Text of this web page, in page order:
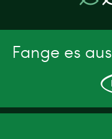
Fange es